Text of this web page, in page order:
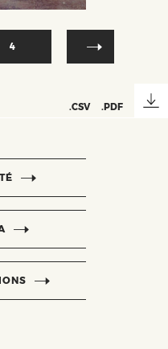
Page
4
.CSV .PDF